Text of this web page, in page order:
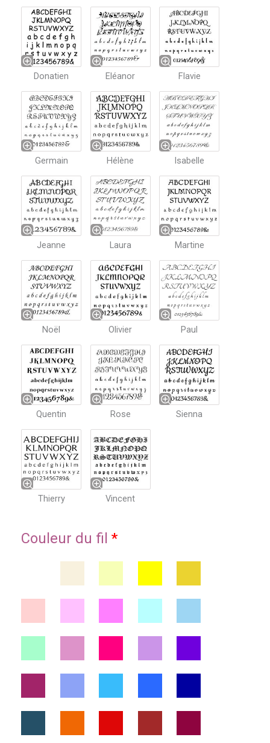
Donatien Eléanor Flavie
Germain Hélène Isabelle
Jeanne Laura Martine
Noël Olivier Paul
Quentin Rose Sienna
Thierry Vincent
Couleur du fil *